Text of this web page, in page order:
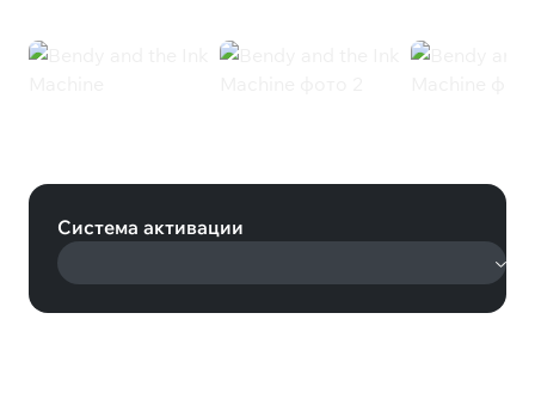
Система активации